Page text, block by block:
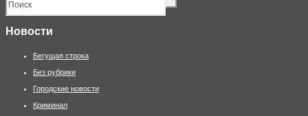
Новости
Бегущая строка
Без рубрики
Городские новости
Криминал